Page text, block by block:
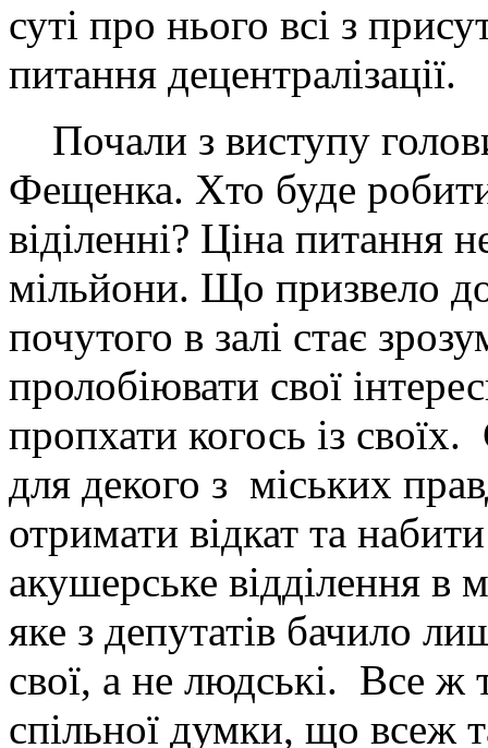
суті про нього всі з
питання децентралізації.
Почали з виступу
Фещенка. Хто буде
віділенні? Ціна питання
мільйони. Що призвело
почутого в залі стає
пролобіювати свої
пропхати когось із
для декого з міських
отримати відкат та
акушерське відділення в
яке з депутатів бачило
свої, а не людські. Все ж
спільної думки, що всеж